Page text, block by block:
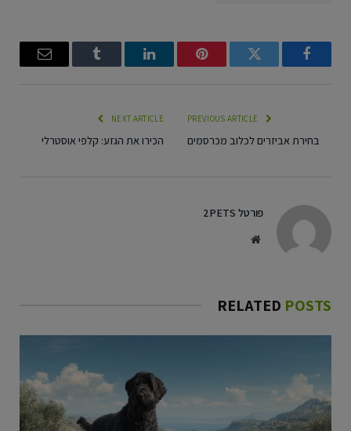
Facebook
Twitter
Pinterest
LinkedIn
Tumblr
Email
בחירת אביזרים לכלוב מכרסמים
NEXT ARTICLE
הכירו את הגזע: קלפי אוסטרלי
פורטל 2PETS
Website
RELATED POSTS